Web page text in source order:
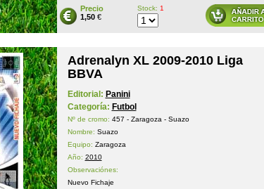
Precio
1,50€
Stock: 1
Adrenalyn XL 2009-2010 Liga
BBVA
Editorial: Panini
Categoría: Futbol
Nº de cromo: 457 - Zaragoza - Suazo
Nombre: Suazo
Equipo: Zaragoza
Año: 2010
Observaciónes:
Nuevo Fichaje